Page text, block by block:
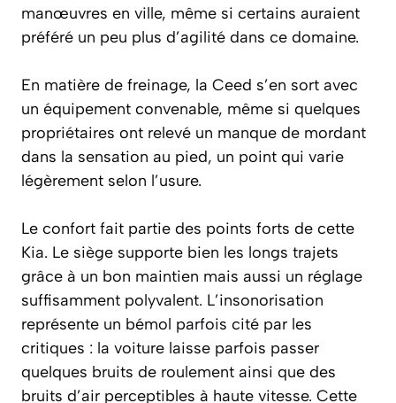
manœuvres en ville, même si certains auraient
préféré un peu plus d’agilité dans ce domaine.
En matière de freinage, la Ceed s’en sort avec
un équipement convenable, même si quelques
propriétaires ont relevé un manque de mordant
dans la sensation au pied, un point qui varie
légèrement selon l’usure.
Le confort fait partie des points forts de cette
Kia. Le siège supporte bien les longs trajets
grâce à un bon maintien mais aussi un réglage
suffisamment polyvalent. L’insonorisation
représente un bémol parfois cité par les
critiques : la voiture laisse parfois passer
quelques bruits de roulement ainsi que des
bruits d’air perceptibles à haute vitesse. Cette